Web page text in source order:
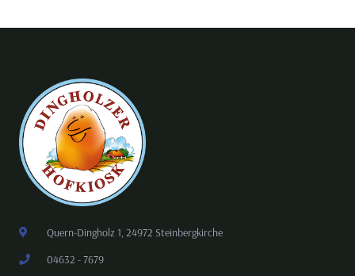
Quern-Dingholz 1, 24972 Steinbergkirche
04632 - 7679